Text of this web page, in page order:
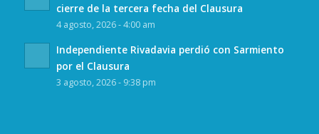
cierre de la tercera fecha del Clausura
4 agosto, 2026 - 4:00 am
Independiente Rivadavia perdió con Sarmiento
por el Clausura
3 agosto, 2026 - 9:38 pm